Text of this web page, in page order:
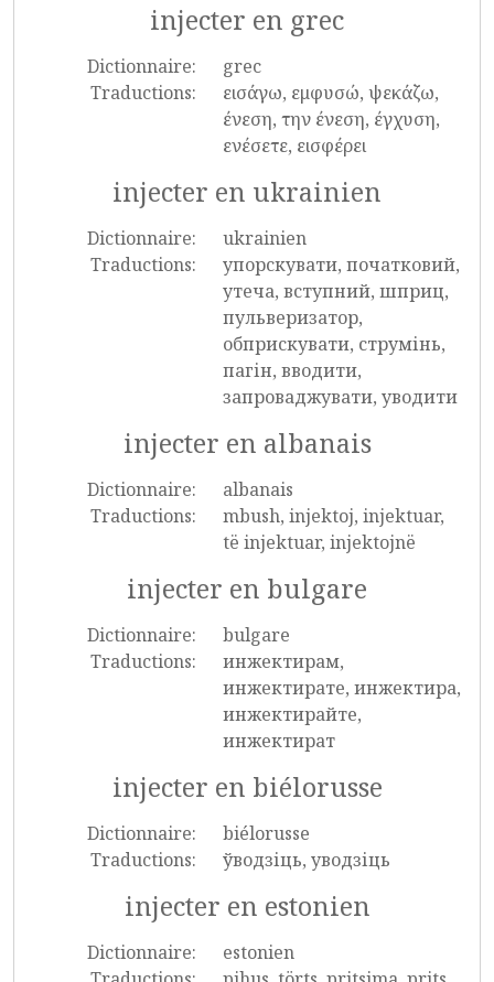
injecter en grec
Dictionnaire:
grec
Traductions:
εισάγω, εμφυσώ, ψεκάζω,
ένεση, την ένεση, έγχυση,
ενέσετε, εισφέρει
injecter en ukrainien
Dictionnaire:
ukrainien
Traductions:
упорскувати, початковий,
утеча, вступний, шприц,
пульверизатор,
обприскувати, струмінь,
пагін, вводити,
запроваджувати, уводити
injecter en albanais
Dictionnaire:
albanais
Traductions:
mbush, injektoj, injektuar,
të injektuar, injektojnë
injecter en bulgare
Dictionnaire:
bulgare
Traductions:
инжектирам,
инжектирате, инжектира,
инжектирайте,
инжектират
injecter en biélorusse
Dictionnaire:
biélorusse
Traductions:
ўводзіць, уводзіць
injecter en estonien
Dictionnaire:
estonien